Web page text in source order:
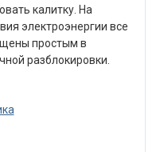
калитку. На
электроэнергии все
простым в
разблокировки.